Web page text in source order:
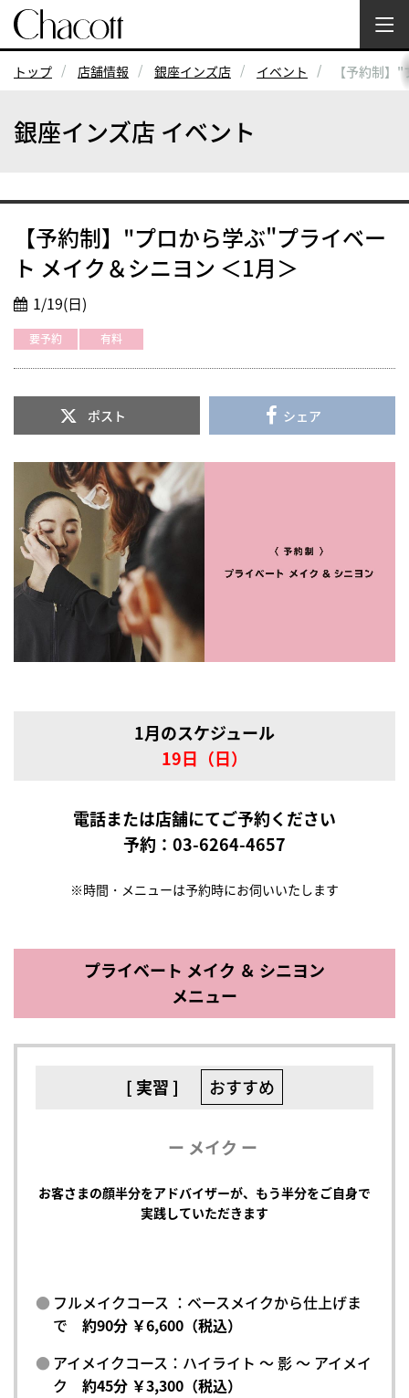
トップ 店舗情報 銀座インズ店 イベント 【予約制】
銀座インズ店 イベント
【予約制】"プロから学ぶ"プライベー
ト メイク＆シニヨン ＜1月＞
1/19(日)
要予約 有料
ポスト シェア
1月のスケジュール
19日（日）
電話または店舗にてご予約ください
予約： 03-6264-4657
※時間・メニューは予約時にお伺いいたします
プライベート メイク ＆ シニヨン
メニュー
[ 実習 ] おすすめ
ー メイク ー
お客さまの顔半分をアドバイザーが、もう半分をご自身で
実践していただきます
フルメイクコース ：ベースメイクから仕上げま
で約90分 ￥6,600（税込）
アイメイクコース：ハイライト ～ 影 ～ アイメイ
ク約45分 ￥3,300（税込）